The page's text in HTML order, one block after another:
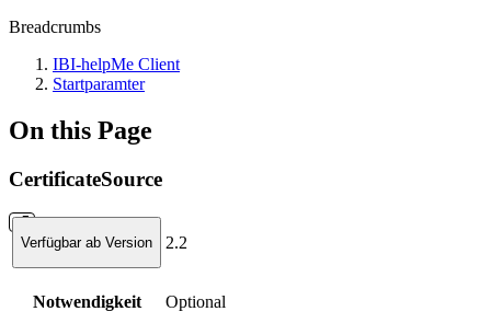
Breadcrumbs
IBI-helpMe Client
Startparamter
On this Page
CertificateSource
Verfügbar ab Version 2.2
Notwendigkeit Optional